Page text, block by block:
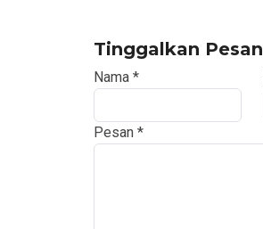
Tinggalkan Pesan
Nama *
Pesan *